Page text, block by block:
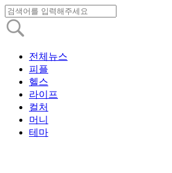
전체뉴스
피플
헬스
라이프
컬처
머니
테마